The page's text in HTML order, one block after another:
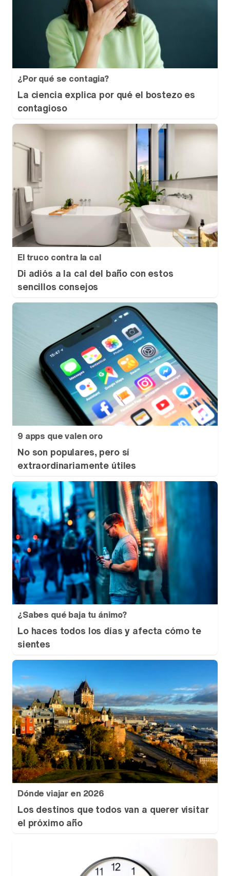
¿Por qué se contagia?
La ciencia explica por qué el bostezo es
contagioso
El truco contra la cal
Di adiós a la cal del baño con estos
sencillos consejos
9 apps que valen oro
No son populares, pero sí
extraordinariamente útiles
¿Sabes qué baja tu ánimo?
Lo haces todos los días y afecta cómo te
sientes
Dónde viajar en 2026
Los destinos que todos van a querer visitar
el próximo año